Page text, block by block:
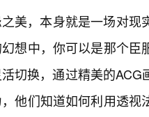
美，本身就是一场对现
想中，你可以是那个
切换，通过精美的
他们知道如何利用透